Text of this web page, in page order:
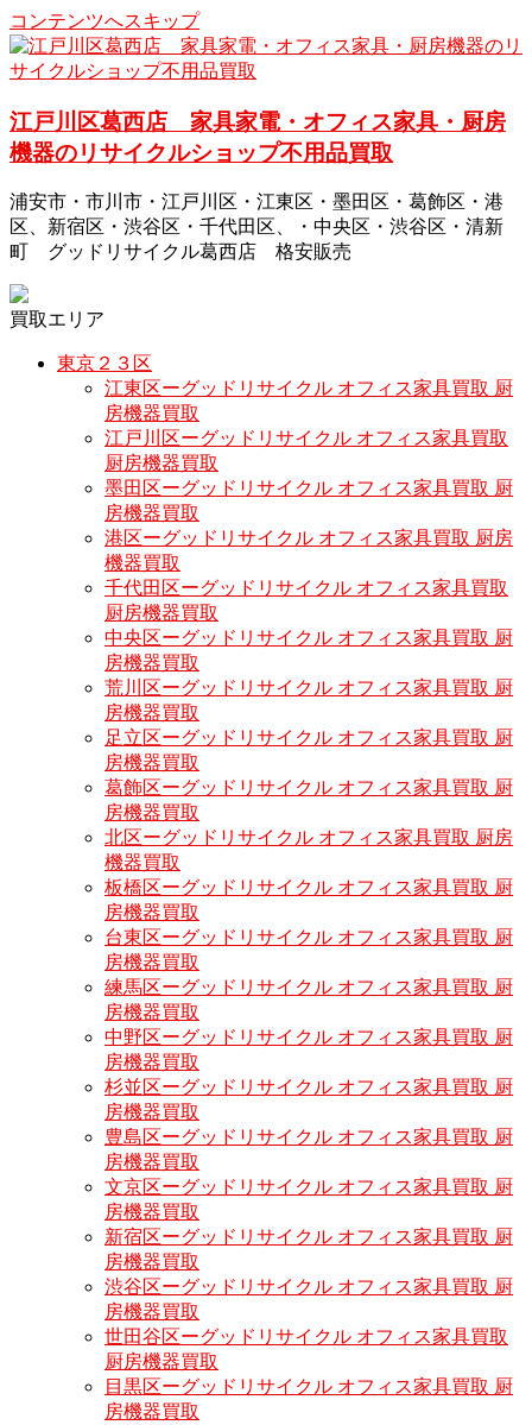
コンテンツへスキップ
江戸川区葛西店 家具家電・オフィス家具・厨房
機器のリサイクルショップ不用品買取
浦安市・市川市・江戸川区・江東区・墨田区・葛飾区・港
区、新宿区・渋谷区・千代田区、・中央区・渋谷区・清新
町 グッドリサイクル葛西店 格安販売
買取エリア
東京２３区
江東区ーグッドリサイクル オフィス家具買取 厨
房機器買取
江戸川区ーグッドリサイクル オフィス家具買取
厨房機器買取
墨田区ーグッドリサイクル オフィス家具買取 厨
房機器買取
港区ーグッドリサイクル オフィス家具買取 厨房
機器買取
千代田区ーグッドリサイクル オフィス家具買取
厨房機器買取
中央区ーグッドリサイクル オフィス家具買取 厨
房機器買取
荒川区ーグッドリサイクル オフィス家具買取 厨
房機器買取
足立区ーグッドリサイクル オフィス家具買取 厨
房機器買取
葛飾区ーグッドリサイクル オフィス家具買取 厨
房機器買取
北区ーグッドリサイクル オフィス家具買取 厨房
機器買取
板橋区ーグッドリサイクル オフィス家具買取 厨
房機器買取
台東区ーグッドリサイクル オフィス家具買取 厨
房機器買取
練馬区ーグッドリサイクル オフィス家具買取 厨
房機器買取
中野区ーグッドリサイクル オフィス家具買取 厨
房機器買取
杉並区ーグッドリサイクル オフィス家具買取 厨
房機器買取
豊島区ーグッドリサイクル オフィス家具買取 厨
房機器買取
文京区ーグッドリサイクル オフィス家具買取 厨
房機器買取
新宿区ーグッドリサイクル オフィス家具買取 厨
房機器買取
渋谷区ーグッドリサイクル オフィス家具買取 厨
房機器買取
世田谷区ーグッドリサイクル オフィス家具買取
厨房機器買取
目黒区ーグッドリサイクル オフィス家具買取 厨
房機器買取